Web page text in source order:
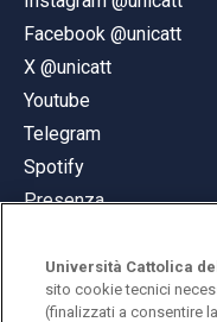
Facebook @unicatt
X @unicatt
Youtube
Telegram
Spotify
Presenza
Università Cattolica
sito cookie tecnici
(finalizzati a consentire